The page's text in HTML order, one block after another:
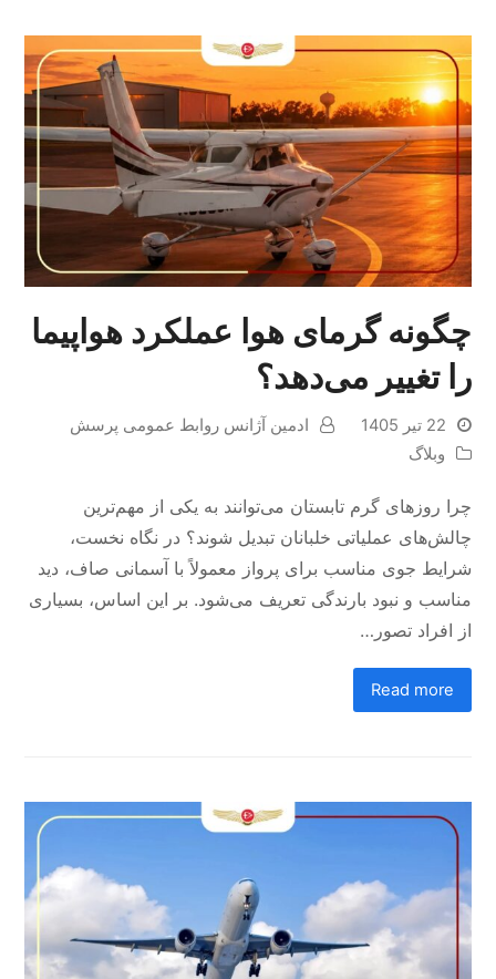
چگونه گرمای هوا عملکرد هواپیما
را تغییر می‌دهد؟
22 تیر 1405
ادمین آژانس روابط عمومی پرسش
وبلاگ
چرا روزهای گرم تابستان می‌توانند به یکی از مهم‌ترین
چالش‌های عملیاتی خلبانان تبدیل شوند؟ در نگاه نخست،
شرایط جوی مناسب برای پرواز معمولاً با آسمانی صاف، دید
مناسب و نبود بارندگی تعریف می‌شود. بر این اساس، بسیاری
از افراد تصور…
Read more